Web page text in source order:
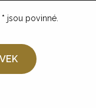
* jsou povinné.